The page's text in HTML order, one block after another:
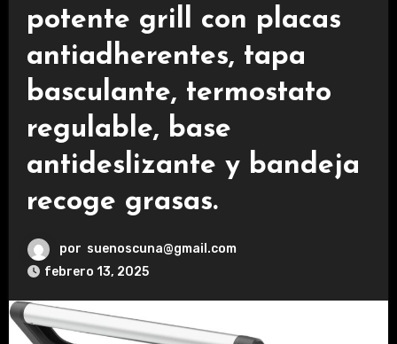
potente grill con placas
antiadherentes, tapa
basculante, termostato
regulable, base
antideslizante y bandeja
recoge grasas.
por suenoscuna@gmail.com
febrero 13, 2025